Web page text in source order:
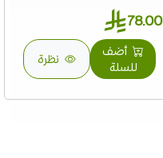
78.00
أضف
للسلة
نظرة